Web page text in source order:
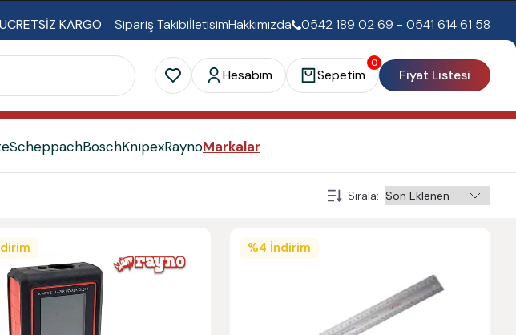
KARGO Sipariş TakibiİletisimHakkımızda 0542 189 02 69 - 0541 614 61 58
Hesabım
0
Sepetim Fiyat Listesi
ScheppachBoschKnipexRaynoMarkalar
Sırala:
%4 İndirim